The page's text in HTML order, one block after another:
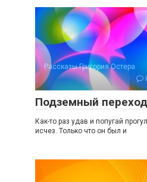
Рассказы Григория Остера
Подземный переход
Как-то раз удав и попугай
исчез. Только что он был и